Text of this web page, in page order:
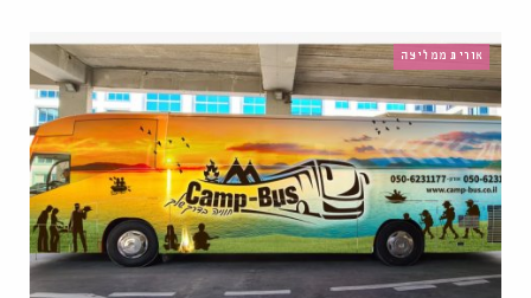
אורית ממליצה